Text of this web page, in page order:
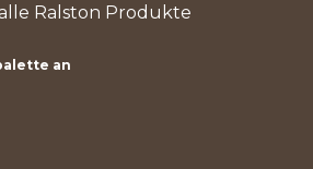
Ralston Produkte
an